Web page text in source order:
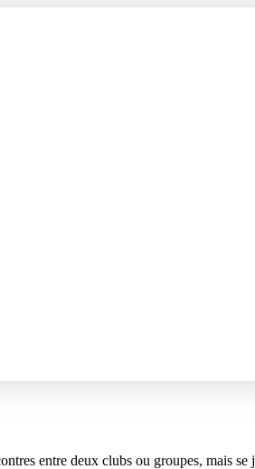
entre deux clubs ou groupes, mais